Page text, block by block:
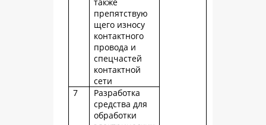
препятствую
щего износу
контактного
провода и
спецчастей
контактной
сети
7
Разработка
средства для
обработки